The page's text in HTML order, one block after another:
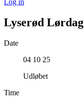
Log in
Lyserød Lørdag
Date
04 10 25
Udløbet
Time